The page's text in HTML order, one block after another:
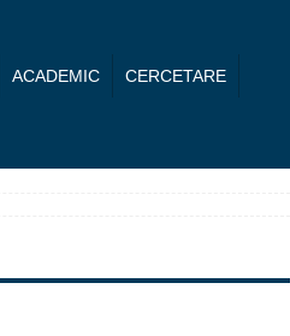
ACADEMIC CERCETARE